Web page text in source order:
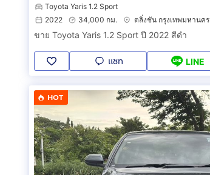
Toyota Yaris 1.2 Sport
2022
34,000 กม. ตลิ่งชัน กรุงเทพมหานคร
ขาย Toyota Yaris 1.2 Sport ปี 2022 สีดำ
แชท LINE
HOT